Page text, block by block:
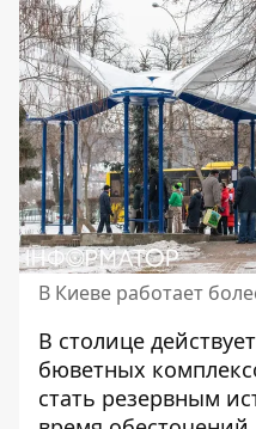
В Киеве работает
В столице
бюветных
стать резервным